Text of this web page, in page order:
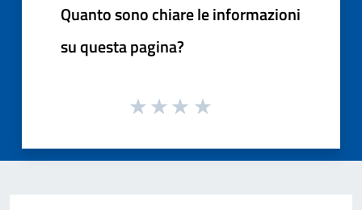
Quanto sono chiare le informazioni
su questa pagina?